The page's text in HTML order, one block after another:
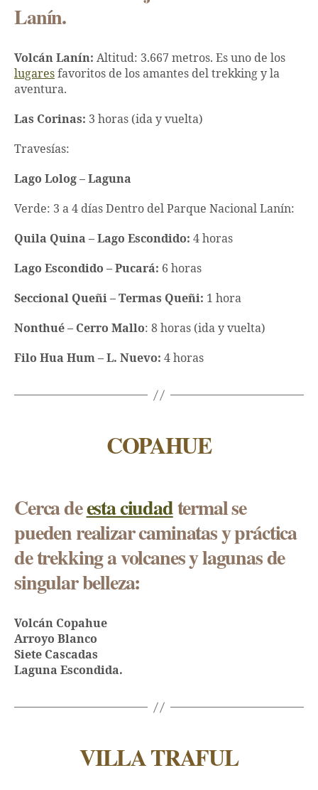
Lanín.
Volcán Lanín: Altitud: 3.667 metros. Es uno de los
lugares favoritos de los amantes del trekking y la
aventura.
Las Corinas: 3 horas (ida y vuelta)
Travesías:
Lago Lolog – Laguna
Verde: 3 a 4 días Dentro del Parque Nacional Lanín:
Quila Quina – Lago Escondido: 4 horas
Lago Escondido – Pucará: 6 horas
Seccional Queñi – Termas Queñi: 1 hora
Nonthué – Cerro Mallo: 8 horas (ida y vuelta)
Filo Hua Hum – L. Nuevo: 4 horas
COPAHUE
Cerca deesta ciudadtermal se
pueden realizar caminatas y práctica
de trekking a volcanes y lagunas de
singular belleza:
Volcán Copahue
Arroyo Blanco
Siete Cascadas
Laguna Escondida.
VILLA TRAFUL